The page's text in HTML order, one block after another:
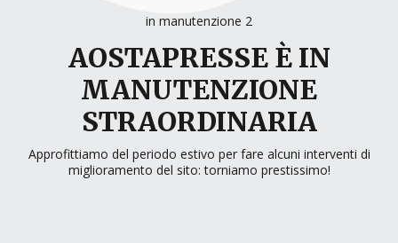
in manutenzione 2
AOSTAPRESSE È IN
MANUTENZIONE
STRAORDINARIA
Approfittiamo del periodo estivo per fare alcuni interventi di
miglioramento del sito: torniamo prestissimo!